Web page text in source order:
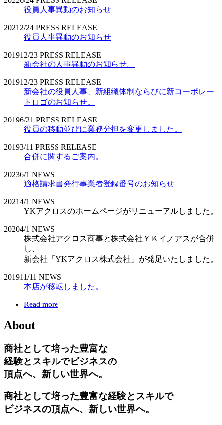
役員人事異動のお知らせ
2021 2/24 PRESS RELEASE
役員人事異動のお知らせ
201912/23 PRESS RELEASE
新会社の人事異動のお知らせ。
201912/23 PRESS RELEASE
新会社の役員人事、新組織体制ならびに新コーポレー
トロゴのお知らせ。
20196/21 PRESS RELEASE
役員の移動並びに業務分担を変更しました。
20193/11 PRESS RELEASE
合併に関するご案内。
20236/1 NEWS
適格請求書発行事業者登録番号のお知らせ
20214/1 NEWS
YKアクロスのホームページがリニューアルしました。
20204/1 NEWS
株式会社アクロス商事と株式会社ＹＫイノアスが合併
し、
新会社「YKアクロス株式会社」が発足いたしました。
201911/11 NEWS
本店が移転しました。
Read more
About
商社として培った豊富な
経験とスキルでビジネスの
頂点へ、新しい世界へ。
商社として培った豊富な経験とスキルで
ビジネスの頂点へ、新しい世界へ。